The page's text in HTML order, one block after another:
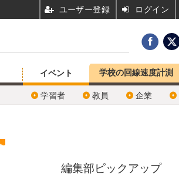
イベント
学習者 教員 企業
学校の回線速度計測
編集部ピックアップ
ユーザー登録 ログイン